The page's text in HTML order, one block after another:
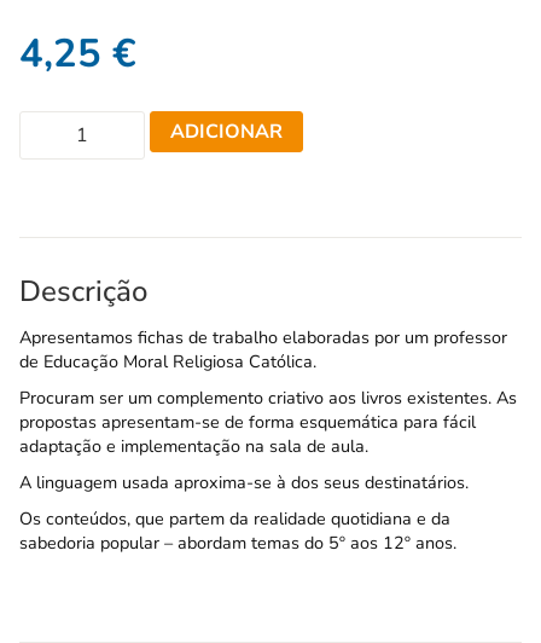
4,25 €
ADICIONAR
Descrição
Apresentamos fichas de trabalho elaboradas por um professor
de Educação Moral Religiosa Católica.
Procuram ser um complemento criativo aos livros existentes. As
propostas apresentam-se de forma esquemática para fácil
adaptação e implementação na sala de aula.
A linguagem usada aproxima-se à dos seus destinatários.
Os conteúdos, que partem da realidade quotidiana e da
sabedoria popular – abordam temas do 5º aos 12º anos.